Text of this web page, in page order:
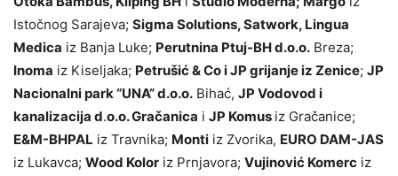
Istočnog Sarajeva; Sigma Solutions, Satwork, Lingua
Medica iz Banja Luke; Perutnina Ptuj-BH d.o.o. Breza;
Inoma iz Kiseljaka; Petrušić & Co i JP grijanje iz Zenice; JP
Nacionalni park “UNA” d.o.o. Bihać, JP Vodovod i
kanalizacija d.o.o. Gračanica i JP Komus iz Gračanice;
E&M-BHPAL iz Travnika; Monti iz Zvorika, EURO DAM-JAS
iz Lukavca; Wood Kolor iz Prnjavora; Vujinović Komerc iz